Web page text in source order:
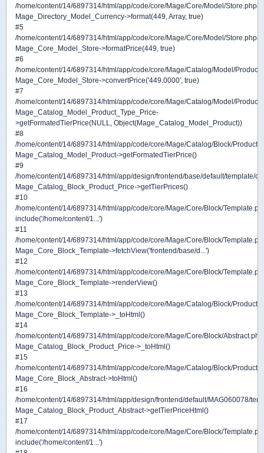
/home/content/14/6897314/html/app/code/core/Mage/Core/Model/
Mage_Directory_Model_Currency->format(449, Array, true)
#5
/home/content/14/6897314/html/app/code/core/Mage/Core/Model/
Mage_Core_Model_Store->formatPrice(449, true)
#6
/home/content/14/6897314/html/app/code/core/Mage/Catalog/Model/Product/
Mage_Core_Model_Store->convertPrice('449.0000', true)
#7
/home/content/14/6897314/html/app/code/core/Mage/Catalog/Model/
Mage_Catalog_Model_Product_Type_Price-
>getFormatedTierPrice(NULL, Object(Mage_Catalog_Model_Product))
#8
/home/content/14/6897314/html/app/code/core/Mage/Catalog/Block/Product/
Mage_Catalog_Model_Product->getFormatedTierPrice()
#9
/home/content/14/6897314/html/app/design/frontend/base/default/template/
Mage_Catalog_Block_Product_Price->getTierPrices()
#10
/home/content/14/6897314/html/app/code/core/Mage/Core/Block/
include('/home/content/1...')
#11
/home/content/14/6897314/html/app/code/core/Mage/Core/Block/
Mage_Core_Block_Template->fetchView('frontend/base/d...')
#12
/home/content/14/6897314/html/app/code/core/Mage/Core/Block/
Mage_Core_Block_Template->renderView()
#13
/home/content/14/6897314/html/app/code/core/Mage/Catalog/Block/Product/
Mage_Core_Block_Template->_toHtml()
#14
/home/content/14/6897314/html/app/code/core/Mage/Core/Block/
Mage_Catalog_Block_Product_Price->_toHtml()
#15
/home/content/14/6897314/html/app/code/core/Mage/Catalog/Block/Product/
Mage_Core_Block_Abstract->toHtml()
#16
/home/content/14/6897314/html/app/design/frontend/default/MAG060078/
Mage_Catalog_Block_Product_Abstract->getTierPriceHtml()
#17
/home/content/14/6897314/html/app/code/core/Mage/Core/Block/
include('/home/content/1...')